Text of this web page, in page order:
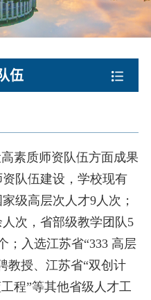
伍
素质师资队伍方面成果
队伍建设，学校现有
级高层次人才9人次；
次，省部级教学团队5
；入选江苏省“333 高层
教授、江苏省“双创计
程”等其他省级人才工